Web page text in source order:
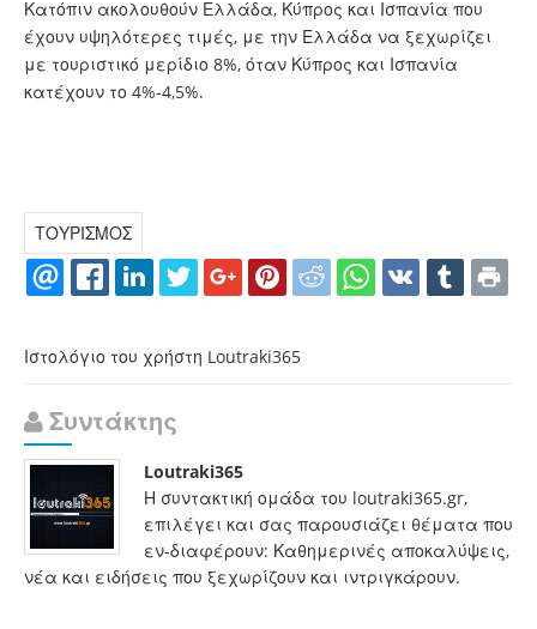
Κατόπιν ακολουθούν Ελλάδα, Κύπρος και Ισπανία που
έχουν υψηλότερες τιμές, με την Ελλάδα να ξεχωρίζει
με τουριστικό μερίδιο 8%, όταν Κύπρος και Ισπανία
κατέχουν το 4%-4,5%.
ΤΟΥΡΙΣΜΟΣ
Ιστολόγιο του χρήστη Loutraki365
Συντάκτης
Loutraki365
Η συντακτική ομάδα του loutraki365.gr,
επιλέγει και σας παρουσιάζει θέματα που
εν-διαφέρουν: Καθημερινές αποκαλύψεις,
νέα και ειδήσεις που ξεχωρίζουν και ιντριγκάρουν.